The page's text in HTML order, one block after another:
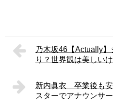
乃木坂46【Actually
り？世界観は美しい
新内眞衣 卒業後も安
スターでアナウンサ